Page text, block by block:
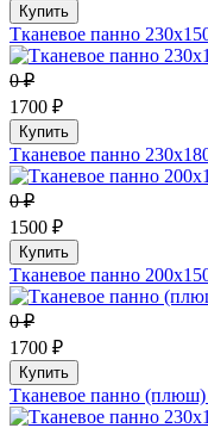
Купить
Тканевое панно
0 ₽
1700 ₽
Купить
Тканевое панно
0 ₽
1500 ₽
Купить
Тканевое панно
0 ₽
1700 ₽
Купить
Тканевое панно (плюш)